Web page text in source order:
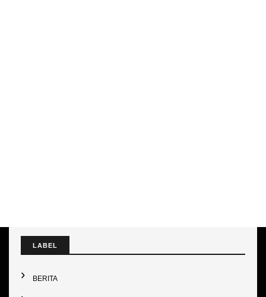
LABEL
BERITA